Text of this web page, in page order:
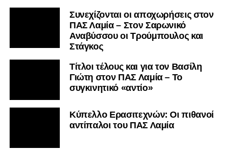
Συνεχίζονται οι αποχωρήσεις στον
ΠΑΣ Λαμία – Στον Σαρωνικό
Αναβύσσου οι Τρούμπουλος και
Στάγκος
Τίτλοι τέλους και για τον Βασίλη
Γιώτη στον ΠΑΣ Λαμία – Το
συγκινητικό «αντίο»
Κύπελλο Ερασιτεχνών: Οι πιθανοί
αντίπαλοι του ΠΑΣ Λαμία